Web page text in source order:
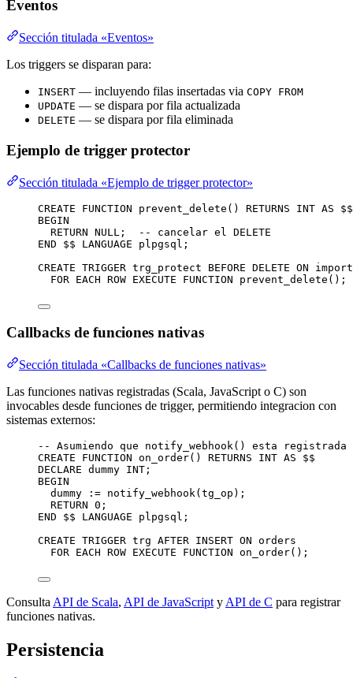
Eventos
Sección titulada «Eventos»
Los triggers se disparan para:
INSERT — incluyendo filas insertadas via COPY FROM
UPDATE — se dispara por fila actualizada
DELETE — se dispara por fila eliminada
Ejemplo de trigger protector
Sección titulada «Ejemplo de trigger protector»
CREATE FUNCTION prevent_delete () RETURNS INT AS $$
BEGIN
RETURN NULL ;
-- cancelar el DELETE
END $$ LANGUAGE plpgsql;
CREATE TRIGGER trg_protect BEFORE DELETE ON
FOR EACH ROW EXECUTE FUNCTION prevent_delete();
Callbacks de funciones nativas
Sección titulada «Callbacks de funciones nativas»
Las funciones nativas registradas (Scala, JavaScript o C) son
invocables desde funciones de trigger, permitiendo integracion con
sistemas externos:
-- Asumiendo que notify_webhook() esta registrada
CREATE
FUNCTION on_order() RETURNS INT AS $$
DECLARE dummy INT ;
BEGIN
dummy : = notify_webhook(tg_op);
RETURN 0 ;
END $$ LANGUAGE plpgsql;
CREATE TRIGGER trg AFTER INSERT ON orders
FOR EACH ROW EXECUTE FUNCTION on_order();
Consulta API de Scala, API de JavaScript y API de C para registrar
funciones nativas.
Persistencia